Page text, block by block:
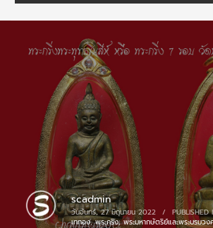
scadmin
วันจันทร์, 27 มิถุนายน 2022 /
เททอง,พระกริ่ง,พระมหากษัตริย์และพระบรมวง